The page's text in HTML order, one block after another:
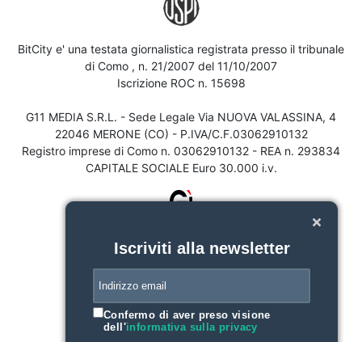
BitCity e' una testata giornalistica registrata presso il tribunale
di Como , n. 21/2007 del 11/10/2007
Iscrizione ROC n. 15698
G11 MEDIA S.R.L. - Sede Legale Via NUOVA VALASSINA, 4
22046 MERONE (CO) - P.IVA/C.F.03062910132
Registro imprese di Como n. 03062910132 - REA n. 293834
CAPITALE SOCIALE Euro 30.000 i.v.
Iscriviti alla newsletter
Confermo di aver preso visione
dell'informativa sulla privacy